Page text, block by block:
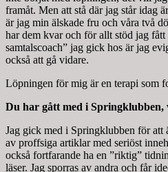
framåt. Men att stå där jag står idag
är jag min älskade fru och våra två
har dem kvar och för allt stöd jag
samtalscoach” jag gick hos är jag
också att gå vidare.
Löpningen för mig är en terapi som
Du har gått med i Springklubben,
Jag gick med i Springklubben för att
av proffsiga artiklar med seriöst
också fortfarande ha en ”riktig”
läser. Jag sporras av andra och får